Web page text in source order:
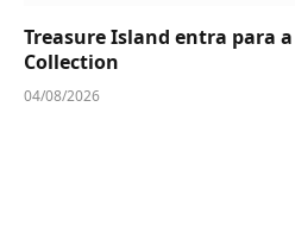
Treasure Island entra para
Collection
04/08/2026